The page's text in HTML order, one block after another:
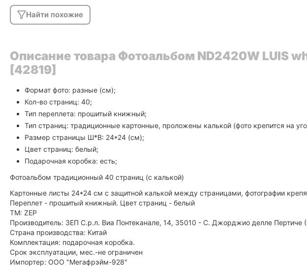
Найти похожие
Описание товара Фотоальбом ND2420W LUIS
[42819]
Формат фото: разные (см);
Кол-во страниц: 40;
Тип переплета: прошитый книжный;
Тип страниц: традиционные картонные, проложены калькой (фото крепится на
Размер страницы Ш*В: 24*24 (см);
Цвет страниц: белый;
Подарочная коробка: есть;
Фотоальбом традиционный 40 страниц (с калькой)
Картонные листы 24*24 см с защитной калькой между страницами, фотографии
Переплет - прошитый книжный. Цвет страниц - белый
ТМ: ZEP
Производитель: ЗЕП С.р.л. Виа Понтеканале, 14, 35010 - С. Джорджио делле Пертиче
Страна производства: Китай
Комплектация: подарочная коробка.
Срок эксплуатации, мес.-не ограничен
Импортер: ООО "Мегафрэйм-928"